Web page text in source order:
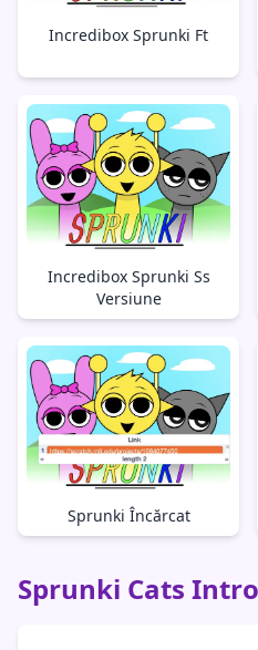
Incredibox Sprunki Ft
Incredibox Sprunki Ss
Versiune
Sprunki Încărcat
Sprunki Cats